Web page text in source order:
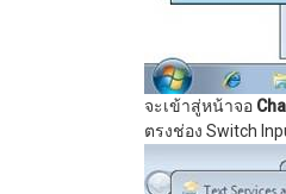
จะเข้าสู่หน้าจอ
ตรงช่อง Switch